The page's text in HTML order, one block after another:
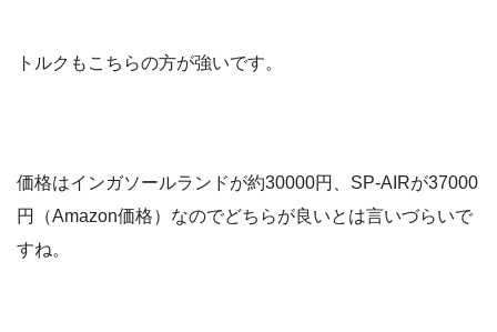
トルクもこちらの方が強いです。
価格はインガソールランドが約30000円、SP-AIRが37000
円（Amazon価格）なのでどちらが良いとは言いづらいで
すね。